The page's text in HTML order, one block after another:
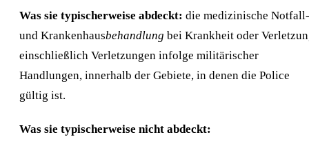
Was sie typischerweise abdeckt: die medizinische Notfall-
und Krankenhausbehandlung bei Krankheit oder
einschließlich Verletzungen infolge militärischer
Handlungen, innerhalb der Gebiete, in denen die Police
gültig ist.
Was sie typischerweise nicht abdeckt: